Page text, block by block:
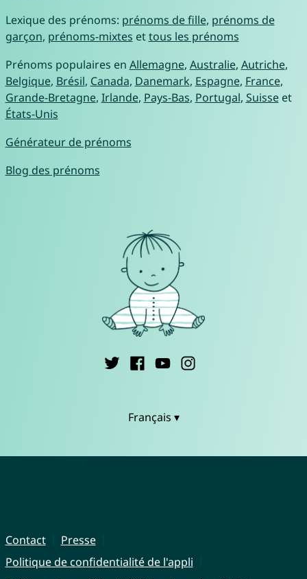
Lexique des prénoms: prénoms de fille, prénoms de
garçon, prénoms-mixtes ettous les prénoms
Prénoms populaires en Allemagne, Australie, Autriche,
Belgique, Brésil, Canada, Danemark, Espagne, France,
Grande-Bretagne, Irlande, Pays-Bas, Portugal, Suisseet
États-Unis
Générateur de prénoms
Blog des prénoms
Français ▾
Contact
Presse
Politique de confidentialité de l'appli